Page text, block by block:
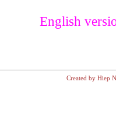
English
Created by Hiep